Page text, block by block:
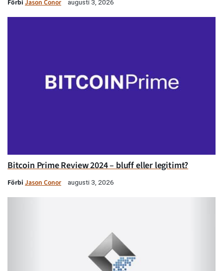
Förbi Jason Conor augusti 3, 2026
Bitcoin Prime Review 2024 – bluff eller legitimt?
Förbi Jason Conor augusti 3, 2026